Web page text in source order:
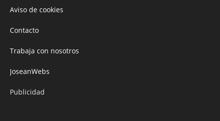
Aviso de cookies
Contacto
Trabaja con nosotros
JoseanWebs
Publicidad